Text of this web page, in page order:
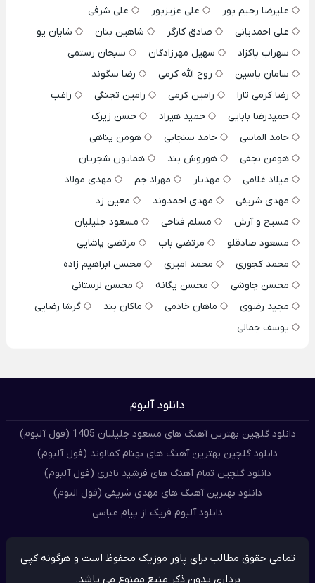
علیرضا رحیم پور
علی عزیزپور
علی شرفی
علی احمدیانی
صادق کارگر شاهین بنان
شایان یو
سهراب پاکزاد
سهیل مهرزادگان
سبحان رستمی
سامان یاسین
روح الله کرمی
رضا سگوند
رضا کرمی تارا
رامین کرمی رامین تجنگی
راغب
حمیدرضا بابایی
حمید هیراد
حسن زیرک
حامد الماسی
حامد سنجابی
هومن پناهی
هومن نجفی
هوروش بند
همایون شجریان
میلاد غلامی
مهدیار مهراد جم
مهدی مولاد
مهدی شریفی
مهدی احمدوند
معین زد
مسیح و آرش
مسلم فتاحی
مسعود جلیلیان
مسعود صادقلو
مرتضی باب
مرتضی پاشایی
محمد کجوری
محمد امیری
محسن ابراهیم زاده
محسن چاوشی
محسن یگانه
محسن لرستانی
مجید رضوی
ماهان خادمی ماکان بند
گرشا رضایی
یوسف جمالی
دانلود آلبوم
دانلود گلچین بهترین آهنگ های مسعود جلیلیان 1405 (فول آلبوم)
دانلود گلچین بهترین آهنگ های بهنام کمالوند (فول آلبوم)
دانلود گلچین تمام آهنگ های فرشید نادری (فول آلبوم)
دانلود بهترین آهنگ های مهدی شریفی (فول البوم)
دانلود آلبوم فریک از پیام عباسی
تمامی حقوق مطالب برای پاور موزیک محفوظ است و هرگونه کپی
برداری بدون ذکر منبع ممنوع می باشد.